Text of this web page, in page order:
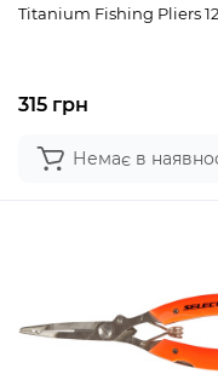
Titanium Fishing Pliers
315 грн
Немає в